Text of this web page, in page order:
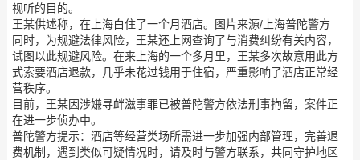
视听的目的。
王某供述称，在上海白住了一个月酒店。图片来源/上海普陀警方
同时，为规避法律风险，王某还上网查询了与消费纠纷有关内容，
试图以此规避风险。在来上海的一个多月里，王某多次故意用此方
式索要酒店退款，几乎未花过钱用于住宿，严重影响了酒店正常经
营秩序。
目前，王某因涉嫌寻衅滋事罪已被普陀警方依法刑事拘留，案件正
在进一步侦办中。
普陀警方提示：酒店等经营类场所需进一步加强内部管理，完善退
费机制，遇到类似可疑情况时，请及时与警方联系，共同守护地区